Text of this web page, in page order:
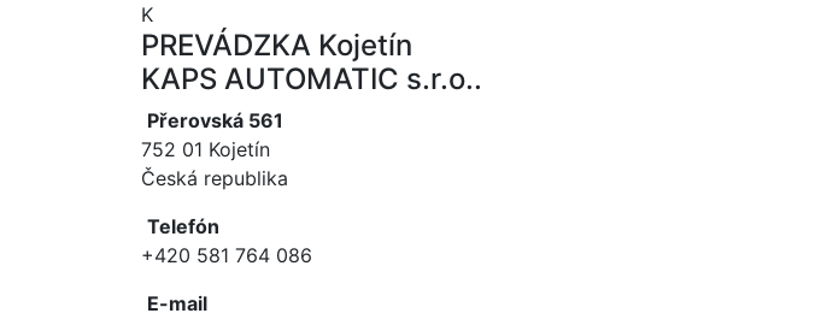
K
PREVÁDZKA Kojetín
KAPS AUTOMATIC s.r.o..
Přerovská 561
752 01 Kojetín
Česká republika
Telefón
+420 581 764 086
E-mail